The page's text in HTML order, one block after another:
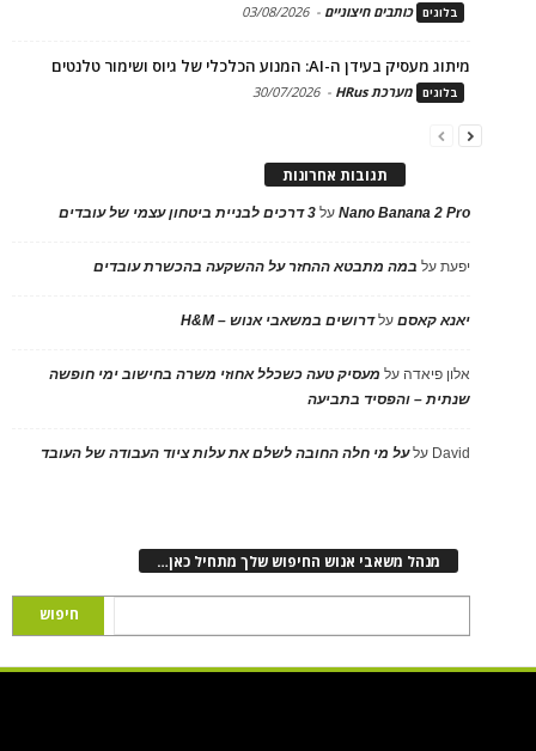
בלוגים כותבים חיצוניים -
03/08/2026
מיתוג מעסיק בעידן ה-AI: המנוע הכלכלי של גיוס ושימור טלנטים
בלוגים מערכת HRus -
30/07/2026
תגובות אחרונות
Nano Banana 2 Proעל 3 דרכים לבניית ביטחון עצמי של עובדים
יפעתעל במה מתבטא ההחזר על ההשקעה בהכשרת עובדים
יאנא קאסםעלדרושים במשאבי אנוש – H&M
אלון פיאדה על מעסיק טעה כשכלל אחוזי משרה בחישוב ימי חופשה
שנתית – והפסיד בתביעה
David עלעל מי חלה החובה לשלם את עלות ציוד העבודה של העובד
מנהל משאבי אנוש החיפוש שלך מתחיל כאן…